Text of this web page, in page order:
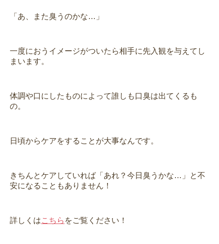
「あ、また臭うのかな…」
一度におうイメージがついたら相手に先入観を与えてし
まいます。
体調や口にしたものによって誰しも口臭は出てくるも
の。
日頃からケアをすることが大事なんです。
きちんとケアしていれば「あれ？今日臭うかな…」と不
安になることもありません！
詳しくはこちら をご覧ください！